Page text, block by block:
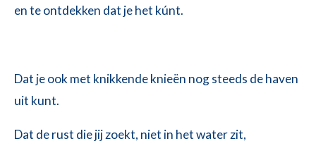
en te ontdekken dat je het kúnt.
Dat je ook met knikkende knieën nog steeds de haven
uit kunt.
Dat de rust die jij zoekt, niet in het water zit,